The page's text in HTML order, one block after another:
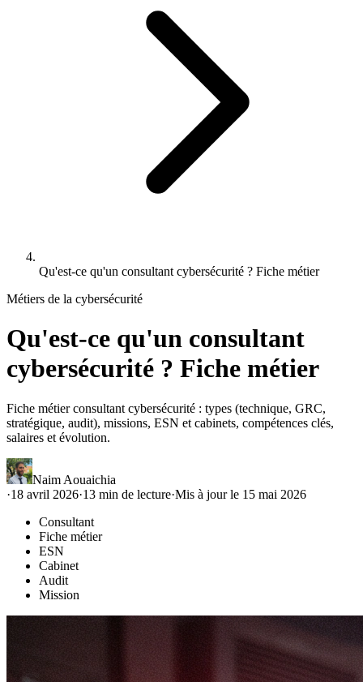
Qu'est-ce qu'un consultant cybersécurité ? Fiche métier
Métiers de la cybersécurité
Qu'est-ce qu'un consultant
cybersécurité ? Fiche métier
Fiche métier consultant cybersécurité : types (technique, GRC,
stratégique, audit), missions, ESN et cabinets, compétences clés,
salaires et évolution.
Naim Aouaichia
·18 avril 2026·13 min de lecture·Mis à jour le 15 mai 2026
Consultant
Fiche métier
ESN
Cabinet
Audit
Mission